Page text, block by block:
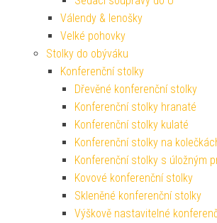
Válendy & lenošky
Velké pohovky
Stolky do obýváku
Konferenční stolky
Dřevěné konferenční stolky
Konferenční stolky hranaté
Konferenční stolky kulaté
Konferenční stolky na
Konferenční stolky s úložným
Kovové konferenční stolky
Skleněné konferenční stolky
Výškově nastavitelné